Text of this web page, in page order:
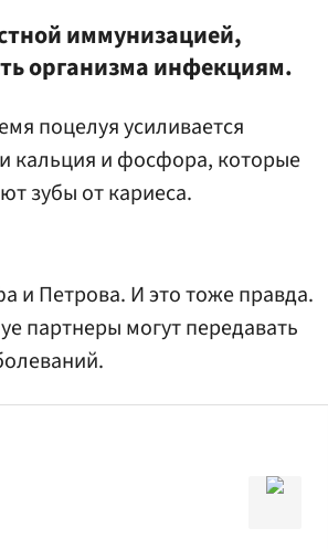
иммунизацией,
организма инфекциям.
поцелуя усиливается
кальция и фосфора, которые
зубы от кариеса.
и Петрова. И это тоже правда.
партнеры могут передавать